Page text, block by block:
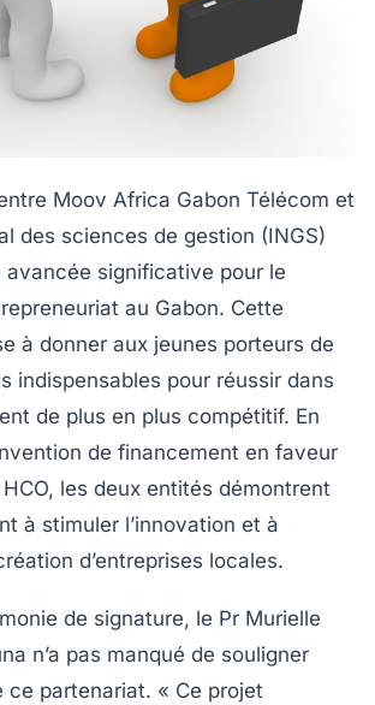
Moov Africa Gabon Télécom et
des sciences de gestion (INGS)
avancée significative pour le
au Gabon. Cette
à donner aux jeunes porteurs de
indispensables pour réussir dans
de plus en plus compétitif. En
de financement en faveur
les deux entités démontrent
à stimuler l’innovation et à
d’entreprises locales.
de signature, le Pr Murielle
n’a pas manqué de souligner
ce partenariat. « Ce projet